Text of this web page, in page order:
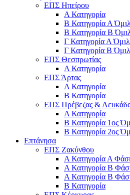
ΕΠΣ Ηπείρου
Α Κατηγορία
Β Κατηγορία Α
Β Κατηγορία Β
Γ Κατηγορία Α
Γ Κατηγορία Β
ΕΠΣ Θεσπρωτίας
Α Κατηγορία
ΕΠΣ Άρτας
Α Κατηγορία
Β Κατηγορία
ΕΠΣ Πρέβεζας &
Α Κατηγορία
Β Κατηγορία 1ος
Β Κατηγορία 2ος
Επτάνησα
ΕΠΣ Ζακύνθου
Α Κατηγορία Α
Α Κατηγορία Β
Α Κατηγορία Β
Β Κατηγορία